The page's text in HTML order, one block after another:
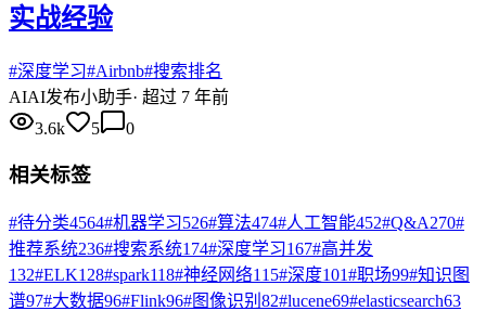
实战经验
#深度学习#Airbnb#搜索排名
AIAI发布小助手· 超过 7 年前
3.6k
5 0
相关标签
#待分类4564#机器学习526#算法474#人工智能452#Q&A270#
推荐系统236#搜索系统174#深度学习167#高并发
132#ELK128#spark118#神经网络115#深度101#职场99#知识图
谱97#大数据96#Flink96#图像识别 82#lucene69#elasticsearch63